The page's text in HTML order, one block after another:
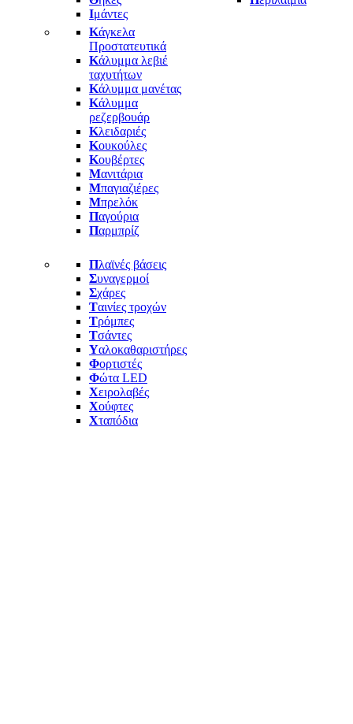
Ιμάντες
Κάγκελα
Προστατευτικά
Κάλυμμα λεβιέ
ταχυτήτων
Κάλυμμα μανέτας
Κάλυμμα
ρεζερβουάρ
Κλειδαριές
Κουκούλες
Κουβέρτες
Μανιτάρια
Μπαγιαζιέρες
Μπρελόκ
Παγούρια
Παρμπρίζ
Πλαϊνές βάσεις
Συναγερμοί
Σχάρες
Ταινίες τροχών
Τρόμπες
Τσάντες
Υαλοκαθαριστήρες
Φορτιστές
Φώτα LED
Χειρολαβές
Χούφτες
Χταπόδια